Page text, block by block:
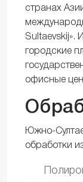
странах
Sultaevskij».
городские
офисные
Южно-
обработки